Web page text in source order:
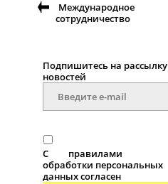
Международное
сотрудничество
Подпишитесь на рассылку
новостей
С
правилами
обработки персональных
данных согласен